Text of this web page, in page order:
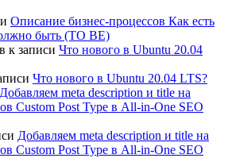
Описание бизнес-процессов Как есть
быть (TO BE)
к записи Что нового в Ubuntu 20.04
Что нового в Ubuntu 20.04 LTS?
Добавляем meta description и title на
Custom Post Type в All-in-One SEO
Добавляем meta description и title на
Custom Post Type в All-in-One SEO